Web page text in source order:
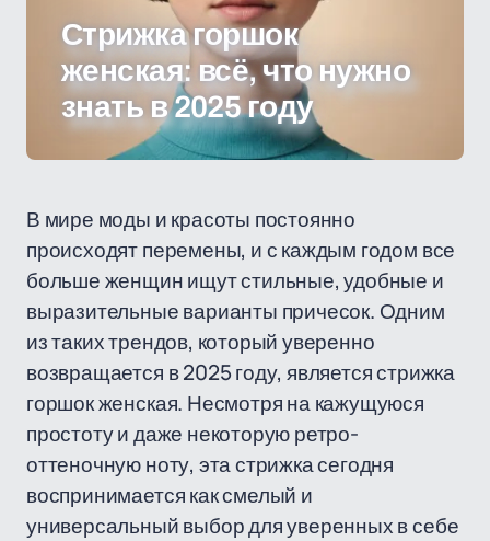
Стрижка горшок
женская: всё, что нужно
знать в 2025 году
В мире моды и красоты постоянно
происходят перемены, и с каждым годом все
больше женщин ищут стильные, удобные и
выразительные варианты причесок. Одним
из таких трендов, который уверенно
возвращается в 2025 году, является стрижка
горшок женская. Несмотря на кажущуюся
простоту и даже некоторую ретро-
оттеночную ноту, эта стрижка сегодня
воспринимается как смелый и
универсальный выбор для уверенных в себе